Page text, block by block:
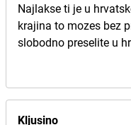
Najlakse ti je u
krajina to mozes bez
slobodno preselite u
Kljusino